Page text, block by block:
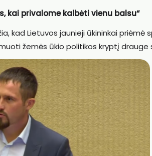
kai privalome kalbėti vienu balsu“
kad Lietuvos jaunieji ūkininkai
žemės ūkio politikos kryptį drauge